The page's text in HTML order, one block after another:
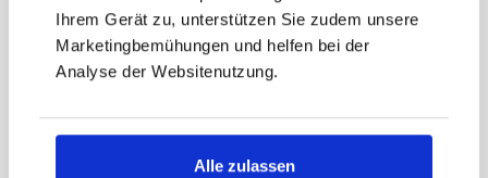
Ihrem Gerät zu, unterstützen Sie zudem unsere
Marketingbemühungen und helfen bei der
Analyse der Websitenutzung.
Alle zulassen